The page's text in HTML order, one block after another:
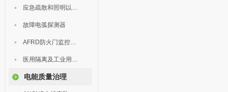
应急疏散和照明以及灯具
故障电弧探测器
AFRD防火门监控系统
医用隔离及工业用电绝缘检测
电能质量治理